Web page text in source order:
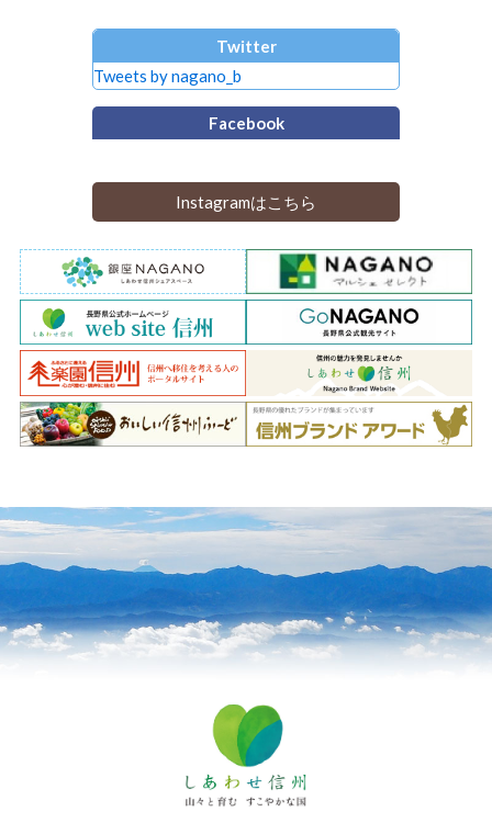
Twitter
Tweets by nagano_b
Facebook
Instagramはこちら